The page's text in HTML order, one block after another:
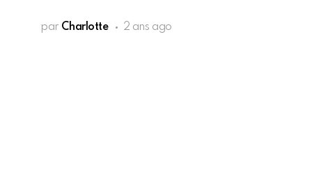
par Charlotte 2 ans ago